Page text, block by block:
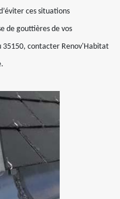
ces situations
de gouttières de vos
35150, contacter Renov'Habitat